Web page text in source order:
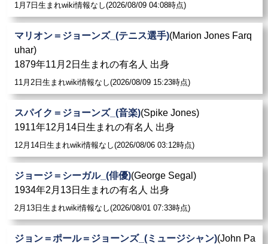
1月7日生まれwiki情報なし(2026/08/09 04:08時点)
マリオン＝ジョーンズ_(テニス選手)(Marion Jones Farq
uhar)
1879年11月2日生まれの有名人 出身
11月2日生まれwiki情報なし(2026/08/09 15:23時点)
スパイク＝ジョーンズ_(音楽)(Spike Jones)
1911年12月14日生まれの有名人 出身
12月14日生まれwiki情報なし(2026/08/06 03:12時点)
ジョージ＝シーガル_(俳優)(George Segal)
1934年2月13日生まれの有名人 出身
2月13日生まれwiki情報なし(2026/08/01 07:33時点)
ジョン＝ポール＝ジョーンズ_(ミュージシャン)(John Pa